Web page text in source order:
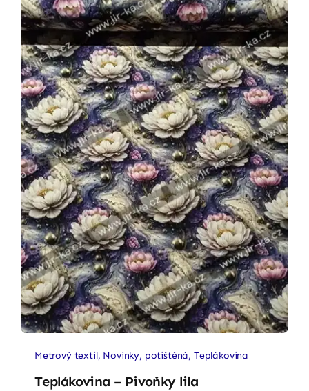
Metrový textil, Novinky, potištěná, Teplákovina
Teplákovina – Pivoňky lila